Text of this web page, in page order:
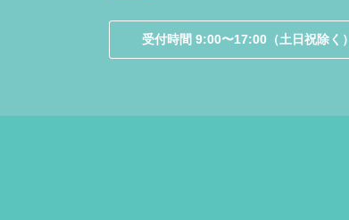
受付時間 9:00〜17:00（土日祝除く）